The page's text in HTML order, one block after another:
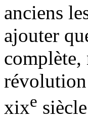
anciens
ajouter
complète,
xixe